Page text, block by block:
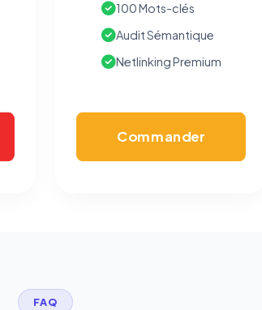
100 Mots-clés
Audit Sémantique
Netlinking Premium
Commander
FAQ